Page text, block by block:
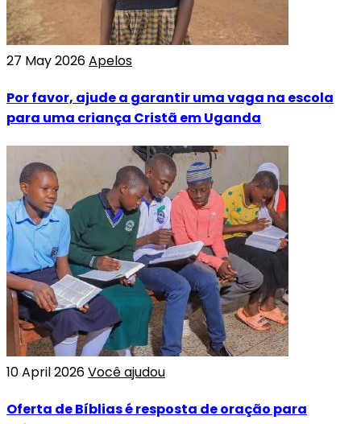
27 May 2026Apelos
Por favor, ajude a garantir uma vaga na escola
para uma criança Cristã em Uganda
10 April 2026Você ajudou
Oferta de Bíblias é resposta de oração para